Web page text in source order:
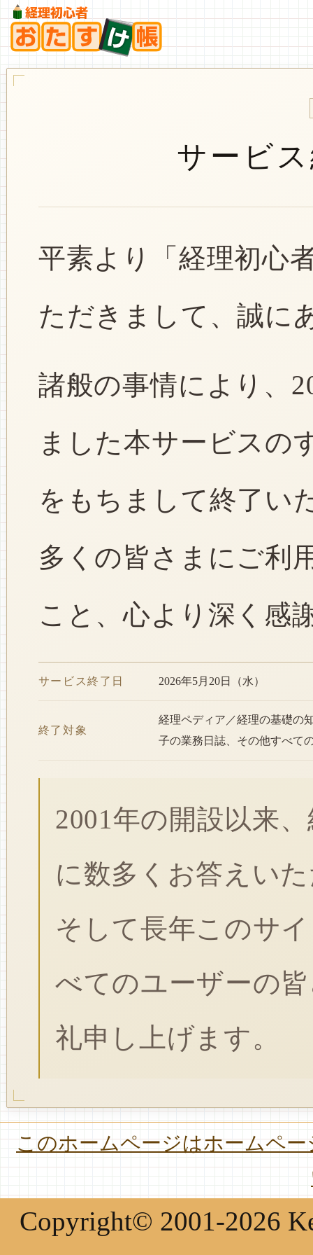
サービ
平素より「経理初心
ただきまして、誠に
諸般の事情により、
ました本サービスの
をもちまして終了い
多くの皆さまにご利
こと、心より深く感
サービス終了日 2026年5月20日（水）
終了対象
経理ペディア／経理の基礎の
子の業務日誌、その他すべて
2001年の開設以来
に数多くお答えい
そして長年このサ
べてのユーザーの
礼申し上げます。
このホームページはホームペ
Copyright© 2001-2026